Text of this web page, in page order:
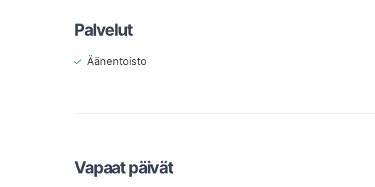
Palvelut
Äänentoisto
Vapaat päivät